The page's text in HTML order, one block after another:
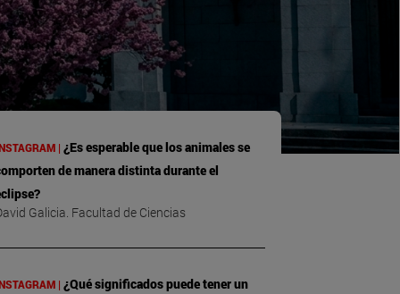
| ¿Es esperable que los animales se
de manera distinta durante el
Galicia. Facultad de Ciencias
| ¿Qué significados puede tener un